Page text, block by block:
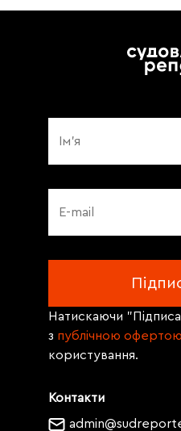
Контакти
Натискаючи
з публічною офертою
користування.